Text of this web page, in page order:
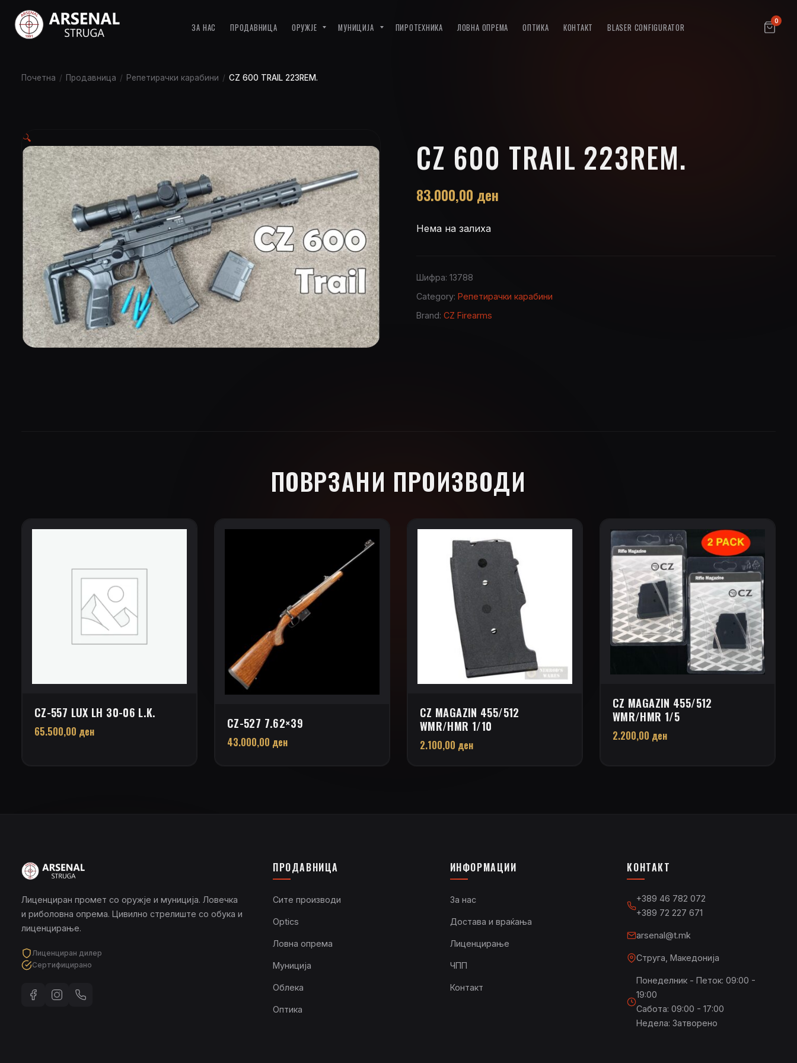
ЗА НАС ПРОДАВНИЦА ОРУЖЈЕ МУНИЦИЈА ПИРОТЕХНИКА ЛОВНА ОПРЕМА ОПТИКА КОНТАКТ BLASER CONFIGURATOR
0
Почетна / Продавница / Репетирачки карабини / CZ 600 TRAIL 223REM.
🔍 CZ 600 TRAIL 223REM.
83.000,00 ден
Нема на залиха
Шифра: 13788
Category: Репетирачки карабини
Brand: CZ Firearms
ПОВРЗАНИ ПРОИЗВОДИ
CZ-557 LUX LH 30-06 L.K.
65.500,00 ден
CZ-527 7.62×39
43.000,00 ден
CZ MAGAZIN 455/512
WMR/HMR 1/10
2.100,00 ден
CZ MAGAZIN 455/512
WMR/HMR 1/5
2.200,00 ден
Лиценциран промет со оружје и муниција. Ловечка
и риболовна опрема. Цивилно стрелиште со обука и
лиценцирање.
Лиценциран дилер
Сертифицирано
ПРОДАВНИЦА
Сите производи
Optics
Ловна опрема
Муниција
Облека
Оптика
ИНФОРМАЦИИ
За нас
Достава и враќања
Лиценцирање
ЧПП
Контакт
КОНТАКТ
+389 46 782 072
+389 72 227 671
arsenal@t.mk
Струга, Македонија
Понеделник - Петок: 09:00 -
19:00
Сабота: 09:00 - 17:00
Недела: Затворено